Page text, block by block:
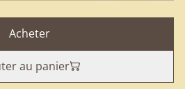
Acheter
au panier